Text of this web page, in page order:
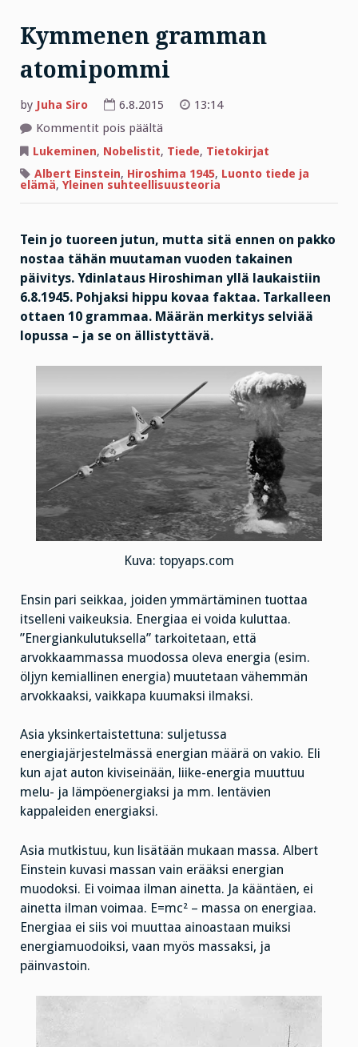
Kymmenen gramman
atomipommi
by Juha Siro 6.8.2015
13:14
Kommentit pois päältä
gramman
atomipommi
Lukeminen, Nobelistit, Tiede, Tietokirjat
Albert Einstein, Hiroshima 1945, Luonto tiede ja
elämä, Yleinen suhteellisuusteoria
Tein jo tuoreen jutun, mutta sitä ennen on pakko
nostaa tähän muutaman vuoden takainen
päivitys. Ydinlataus Hiroshiman yllä laukaistiin
6.8.1945. Pohjaksi hippu kovaa faktaa. Tarkalleen
ottaen 10 grammaa. Määrän merkitys selviää
lopussa – ja se on ällistyttävä.
Kuva: topyaps.com
Ensin pari seikkaa, joiden ymmärtäminen tuottaa
itselleni vaikeuksia. Energiaa ei voida kuluttaa.
”Energiankulutuksella” tarkoitetaan, että
arvokkaammassa muodossa oleva energia (esim.
öljyn kemiallinen energia) muutetaan vähemmän
arvokkaaksi, vaikkapa kuumaksi ilmaksi.
Asia yksinkertaistettuna: suljetussa
energiajärjestelmässä energian määrä on vakio. Eli
kun ajat auton kiviseinään, liike-energia muuttuu
melu- ja lämpöenergiaksi ja mm. lentävien
kappaleiden energiaksi.
Asia mutkistuu, kun lisätään mukaan massa. Albert
Einstein kuvasi massan vain erääksi energian
muodoksi. Ei voimaa ilman ainetta. Ja kääntäen, ei
ainetta ilman voimaa. E=mc² – massa on energiaa.
Energiaa ei siis voi muuttaa ainoastaan muiksi
energiamuodoiksi, vaan myös massaksi, ja
päinvastoin.